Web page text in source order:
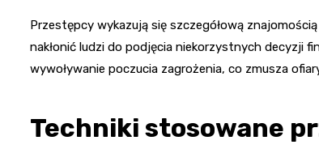
Przestępcy wykazują się szczegółową
nakłonić ludzi do podjęcia niekorzystnych decyzji
wywoływanie poczucia zagrożenia, co zmusza
Techniki stosowane